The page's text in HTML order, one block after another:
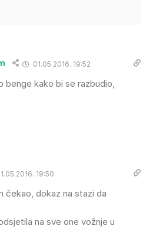
01.05.2016. 19:52
benge kako bi se razbudio,
19:50
čekao, dokaz na stazi da
na sve one vožnje u